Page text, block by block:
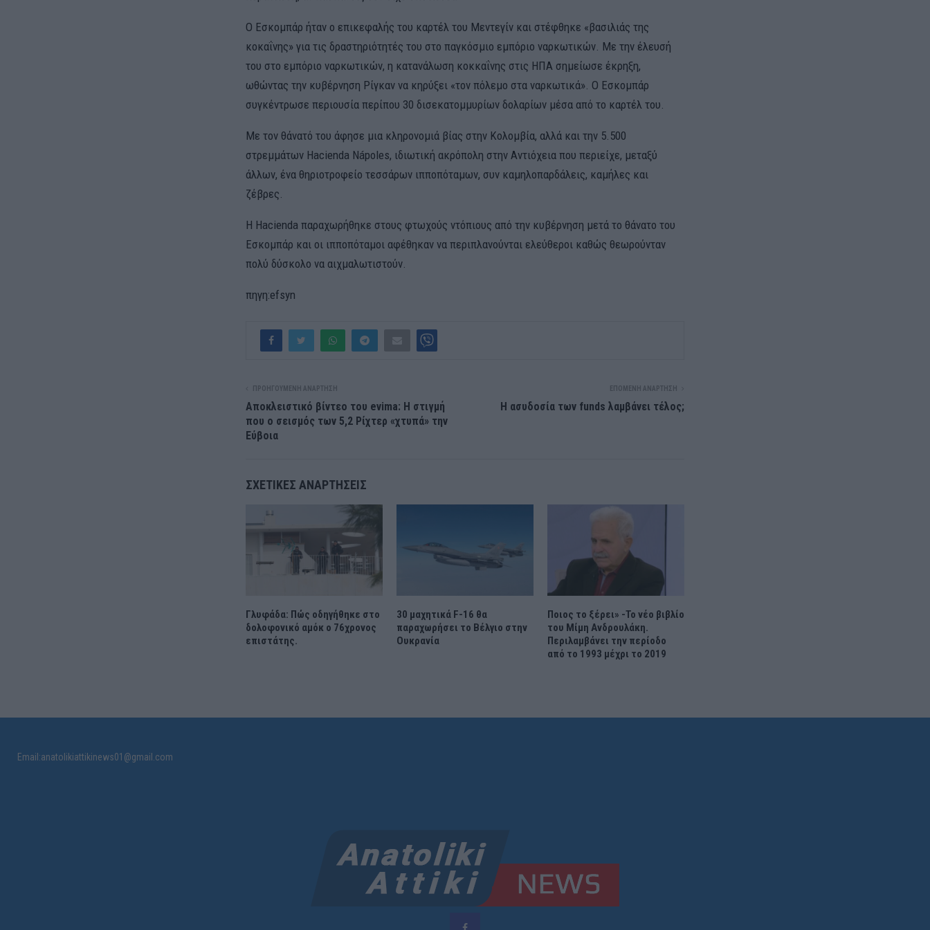
Ο Εσκομπάρ ήταν ο επικεφαλής του καρτέλ του Μεντεγίν και στέφθηκε «βασιλιάς της
κοκαΐνης» για τις δραστηριότητές του στο παγκόσμιο εμπόριο ναρκωτικών. Με την έλευσή
του στο εμπόριο ναρκωτικών, η κατανάλωση κοκκαΐνης στις ΗΠΑ σημείωσε έκρηξη,
ωθώντας την κυβέρνηση Ρίγκαν να κηρύξει «τον πόλεμο στα ναρκωτικά». Ο Εσκομπάρ
συγκέντρωσε περιουσία περίπου 30 δισεκατομμυρίων δολαρίων μέσα από το καρτέλ του.
Με τον θάνατό του άφησε μια κληρονομιά βίας στην Κολομβία, αλλά και την 5.500
στρεμμάτων Hacienda Nápoles, ιδιωτική ακρόπολη στην Αντιόχεια που περιείχε, μεταξύ
άλλων, ένα θηριοτροφείο τεσσάρων ιπποπόταμων, συν καμηλοπαρδάλεις, καμήλες και
ζέβρες.
Η Hacienda παραχωρήθηκε στους φτωχούς ντόπιους από την κυβέρνηση μετά το θάνατο του
Εσκομπάρ και οι ιπποπόταμοι αφέθηκαν να περιπλανούνται ελεύθεροι καθώς θεωρούνταν
πολύ δύσκολο να αιχμαλωτιστούν.
πηγη:efsyn
ΠΡΟΗΓΟΎΜΕΝΗ ΑΝΆΡΤΗΣΗ
Αποκλειστικό βίντεο του evima: Η στιγμή
που ο σεισμός των 5,2 Ρίχτερ «χτυπά» την
Εύβοια
ΕΠΌΜΕΝΗ ΑΝΆΡΤΗΣΗ
H ασυδοσία των funds λαμβάνει τέλος;
ΣΧΕΤΙΚΈΣ ΑΝΑΡΤΉΣΕΙΣ
Γλυφάδα: Πώς οδηγήθηκε στο
δολοφονικό αμόκ ο 76χρονος
επιστάτης.
30 μαχητικά F-16 θα
παραχωρήσει το Βέλγιο στην
Ουκρανία
Ποιος το ξέρει» -Το νέο βιβλίο
του Μίμη Ανδρουλάκη.
Περιλαμβάνει την περίοδο
από το 1993 μέχρι το 2019
Email:anatolikiattikinews01@gmail.com